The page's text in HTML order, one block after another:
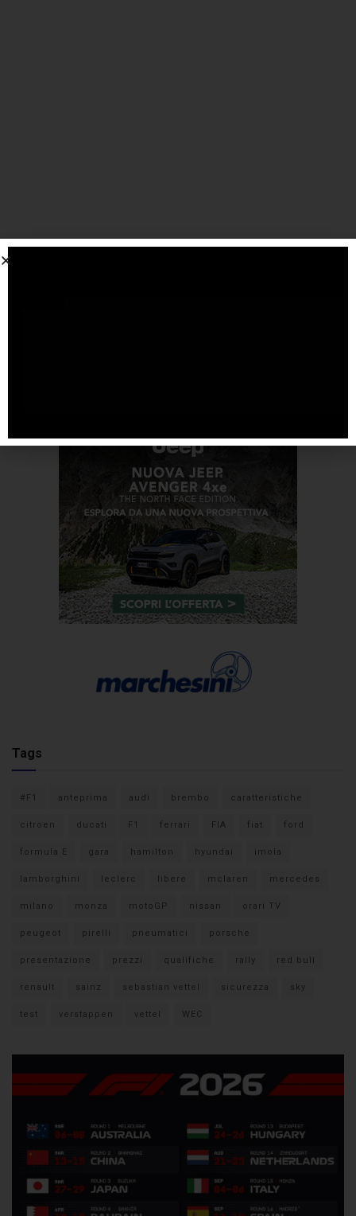
Tags
#F1 anteprima audi brembo caratteristiche
citroen ducati F1 ferrari FIA fiat ford
formula E gara hamilton hyundai imola
lamborghini leclerc libere mclaren mercedes
milano monza motoGP nissan orari TV
peugeot pirelli pneumatici porsche
presentazione prezzi qualifiche rally red bull
renault sainz sebastian vettel sicurezza sky
test verstappen vettel WEC